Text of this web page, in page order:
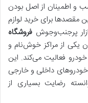
و اطمینان از اصل بودن
مقصدها برای خرید لوازم
پرجنب‌وجوش فروشگاه
یکی از مراکز خوش‌نام و
خودرو فعالیت می‌کند. این
خودروهای داخلی و خارجی
رضایت بسیاری از